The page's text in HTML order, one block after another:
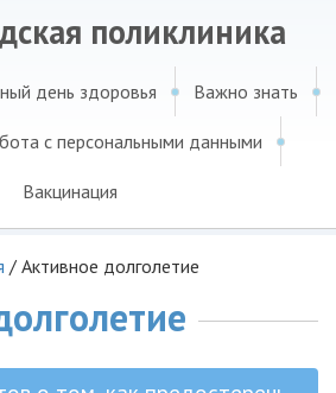
поликлиника
день здоровья Важно знать
с персональными данными
Вакцинация
/ Активное долголетие